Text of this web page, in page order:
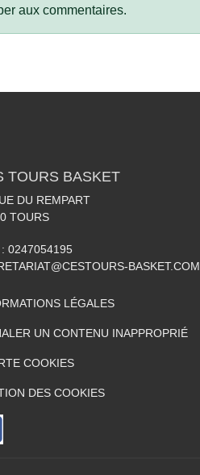
aux commentaires.
TOURS BASKET
DU REMPART
TOURS
0247054195
BASKET.COM
LÉGALES
UN CONTENU INAPPROPRIÉ
COOKIES
DES COOKIES